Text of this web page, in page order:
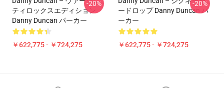
ティロックスエディション
Danny Duncan パーカー
￥622,775 - ￥724,275
-20%
ードロップ Danny Duncan パ
ーカー
￥622,775 - ￥724,275
-20%